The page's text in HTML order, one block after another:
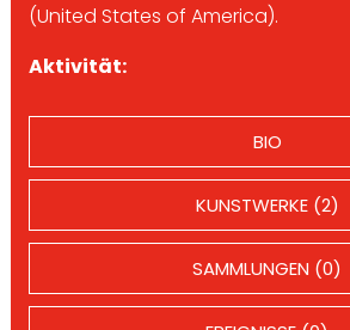
(United States of America).
Aktivität:
BIO
KUNSTWERKE (2)
SAMMLUNGEN (0)